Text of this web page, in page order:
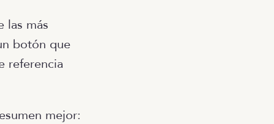
las más
botón que
referencia
mejor: